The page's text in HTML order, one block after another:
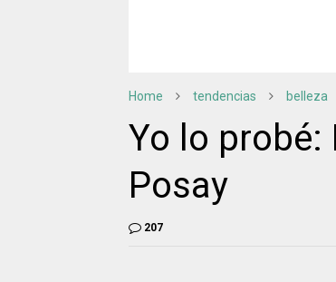
Home tendencias belleza
Yo lo probé:
Posay
207